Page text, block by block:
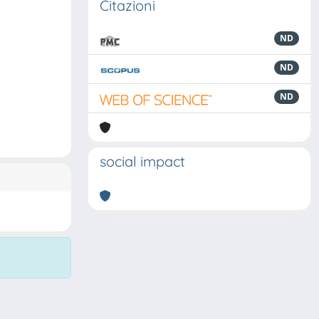
Citazioni
ND
ND
ND
social impact